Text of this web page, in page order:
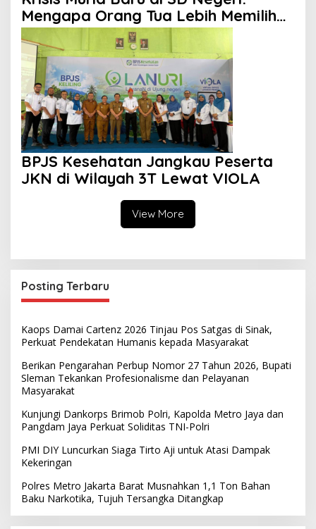
Mengapa Orang Tua Lebih Memilih
Sekolah Swasta?
BPJS Kesehatan Jangkau Peserta
JKN di Wilayah 3T Lewat VIOLA
View More
Posting Terbaru
Kaops Damai Cartenz 2026 Tinjau Pos Satgas di Sinak,
Perkuat Pendekatan Humanis kepada Masyarakat
Berikan Pengarahan Perbup Nomor 27 Tahun 2026, Bupati
Sleman Tekankan Profesionalisme dan Pelayanan
Masyarakat
Kunjungi Dankorps Brimob Polri, Kapolda Metro Jaya dan
Pangdam Jaya Perkuat Soliditas TNI-Polri
PMI DIY Luncurkan Siaga Tirto Aji untuk Atasi Dampak
Kekeringan
Polres Metro Jakarta Barat Musnahkan 1,1 Ton Bahan
Baku Narkotika, Tujuh Tersangka Ditangkap